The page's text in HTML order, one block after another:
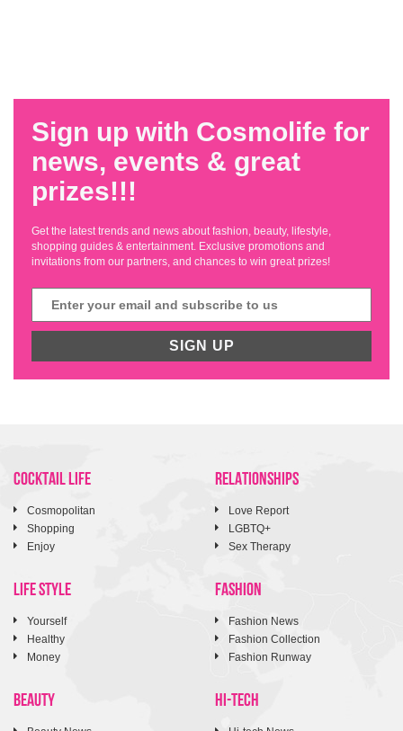
Sign up with Cosmolife for
news, events & great
prizes!!!
Get the latest trends and news about fashion, beauty, lifestyle,
shopping guides & entertainment. Exclusive promotions and
invitations from our partners, and chances to win great prizes!
SIGN UP
COCKTAIL LIFE
Cosmopolitan
Shopping
Enjoy
RELATIONSHIPS
Love Report
LGBTQ+
Sex Therapy
LIFE STYLE
Yourself
Healthy
Money
FASHION
Fashion News
Fashion Collection
Fashion Runway
BEAUTY HI-TECH